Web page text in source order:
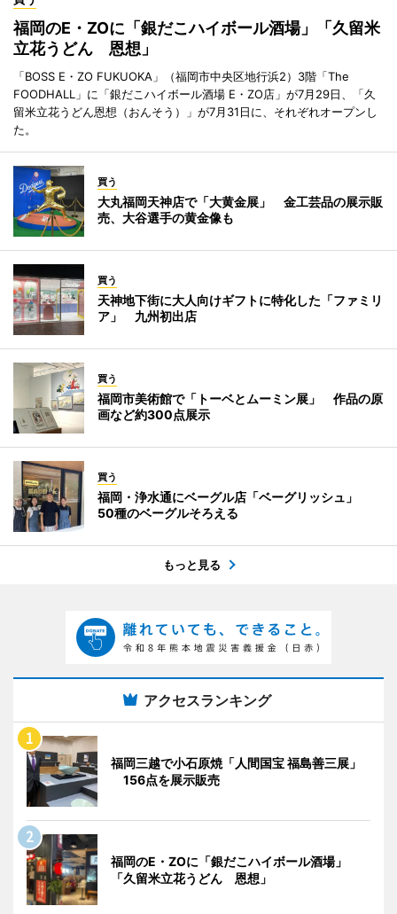
福岡のE・ZOに「銀だこハイボール酒場」「久留米
立花うどん 恩想」
「BOSS E・ZO FUKUOKA」（福岡市中央区地行浜2）3階「The
FOODHALL」に「銀だこハイボール酒場 E・ZO店」が7月29日、「久
留米立花うどん恩想（おんそう）」が7月31日に、それぞれオープンし
た。
買う
大丸福岡天神店で「大黄金展」 金工芸品の展示販
売、大谷選手の黄金像も
買う
天神地下街に大人向けギフトに特化した「ファミリ
ア」 九州初出店
買う
福岡市美術館で「トーベとムーミン展」 作品の原
画など約300点展示
買う
福岡・浄水通にベーグル店「ベーグリッシュ」
50種のベーグルそろえる
もっと見る
アクセスランキング
福岡三越で小石原焼「人間国宝 福島善三展」
156点を展示販売
福岡のE・ZOに「銀だこハイボール酒場」
「久留米立花うどん 恩想」